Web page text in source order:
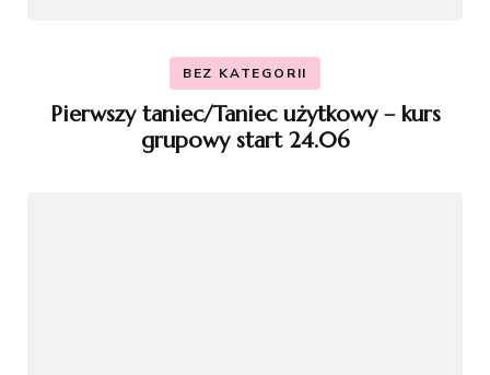
BEZ KATEGORII
Pierwszy taniec/Taniec użytkowy – kurs
grupowy start 24.06